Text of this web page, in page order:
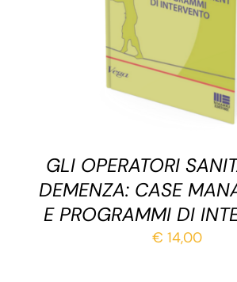
GLI OPERATORI
DEMENZA: CASE
E PROGRAMMI DI
€ 14,00